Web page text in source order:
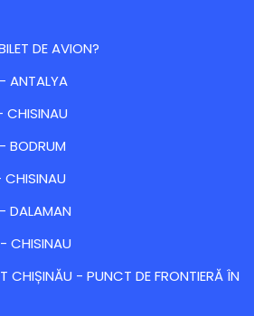
DE AVION?
ANTALYA
CHISINAU
BODRUM
DALAMAN
CHISINAU
CHIȘINĂU - PUNCT DE FRONTIERĂ ÎN